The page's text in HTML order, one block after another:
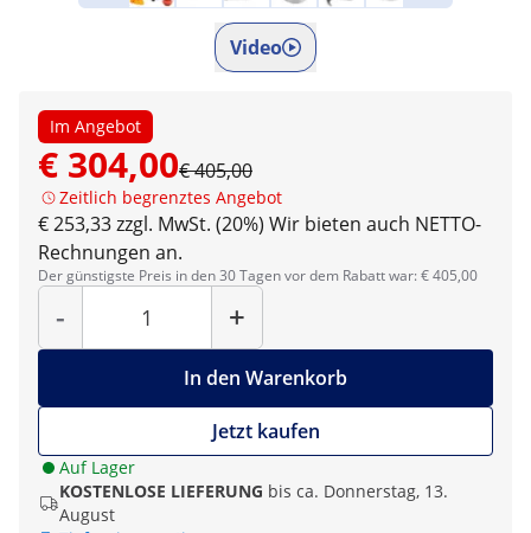
Video
Im Angebot
€ 304,00€ 405,00
Zeitlich begrenztes Angebot
€ 253,33 zzgl. MwSt. (20%) Wir bieten auch NETTO-
Rechnungen an.
Der günstigste Preis in den 30 Tagen vor dem Rabatt war: € 405,00
-
Menge
+
In den Warenkorb
Jetzt kaufen
Auf Lager
KOSTENLOSE LIEFERUNG bis ca. Donnerstag, 13.
August